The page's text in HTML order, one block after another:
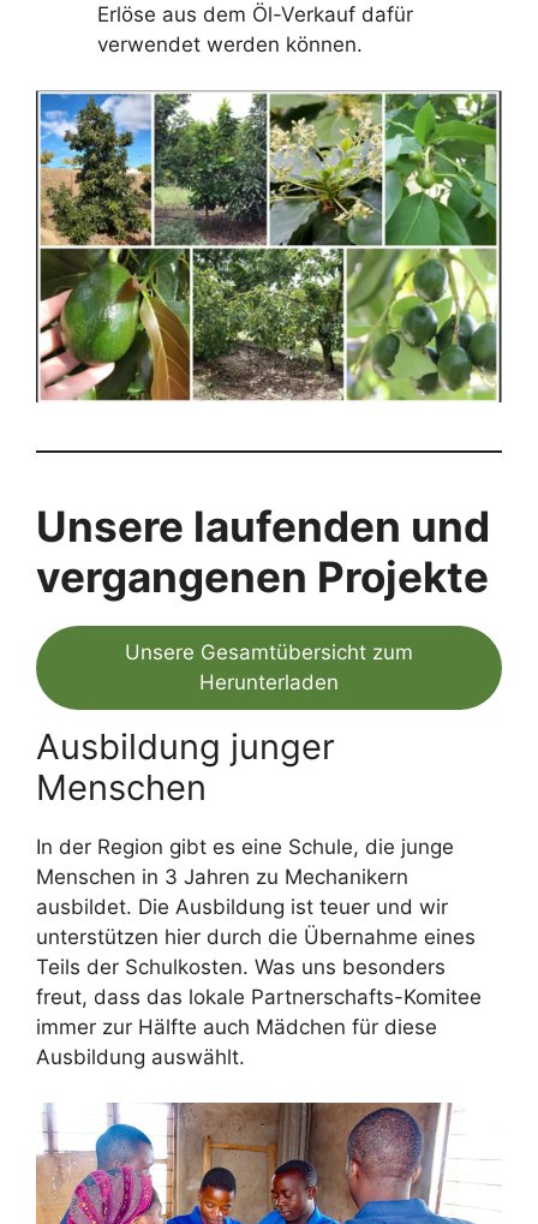
Erlöse aus dem Öl-Verkauf dafür
verwendet werden können.
Unsere laufenden und
vergangenen Projekte
Unsere Gesamtübersicht zum
Herunterladen
Ausbildung junger
Menschen
In der Region gibt es eine Schule, die junge
Menschen in 3 Jahren zu Mechanikern
ausbildet. Die Ausbildung ist teuer und wir
unterstützen hier durch die Übernahme eines
Teils der Schulkosten. Was uns besonders
freut, dass das lokale Partnerschafts-Komitee
immer zur Hälfte auch Mädchen für diese
Ausbildung auswählt.